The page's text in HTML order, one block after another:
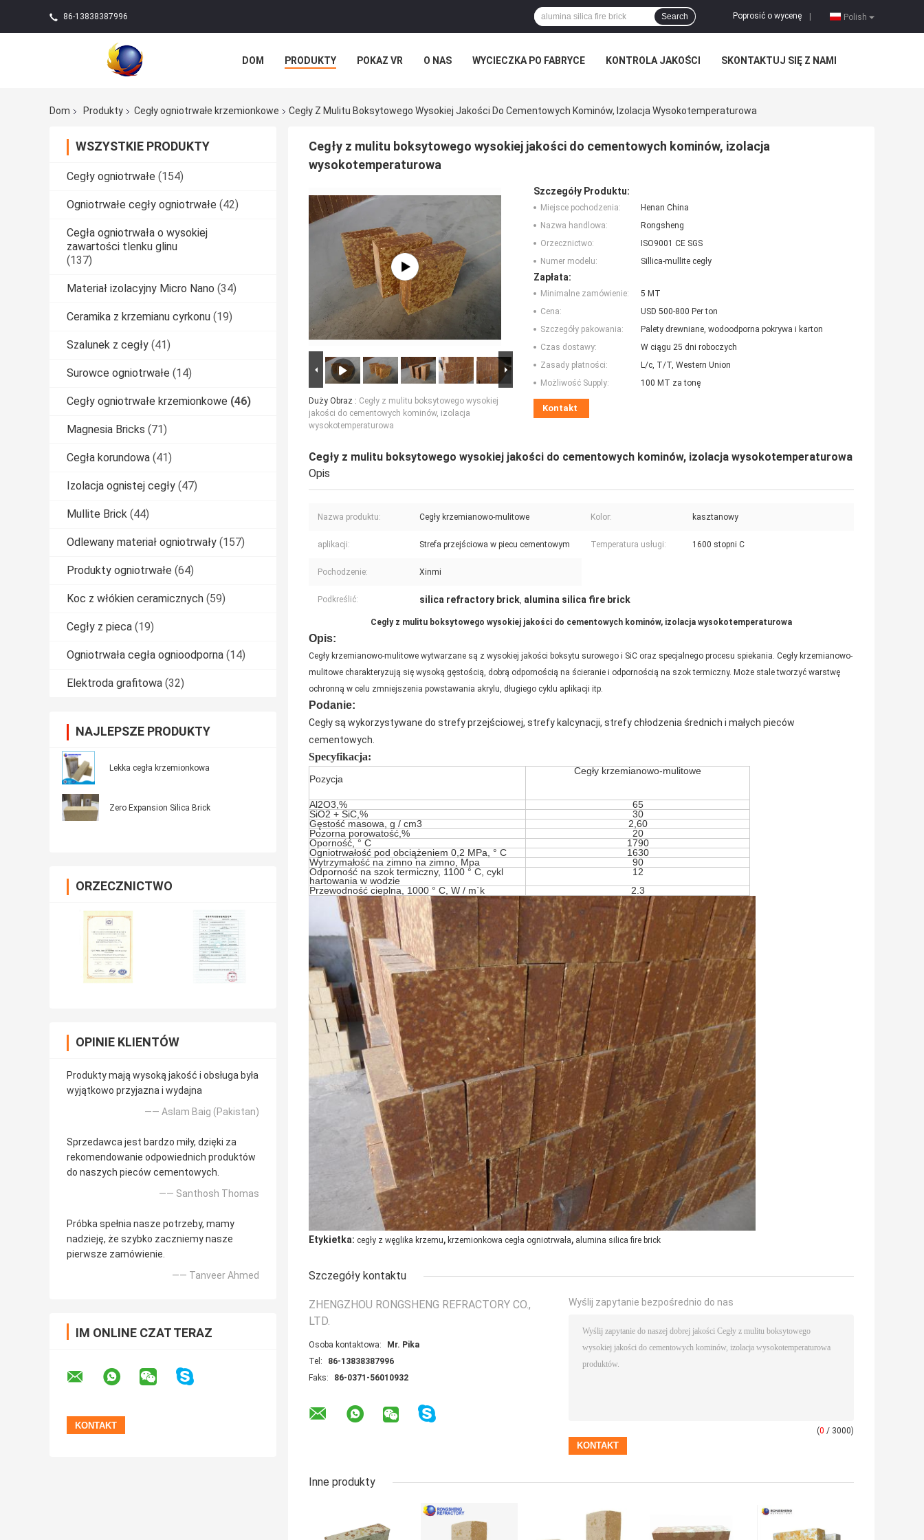
86-13838387996 Polish
Poprosić o wycenę
Search
DOM PRODUKTY POKAZ VR O NAS WYCIECZKA PO FABRYCE KONTROLA JAKOŚCI SKONTAKTUJ SIĘ Z NAMI
Dom Produkty Cegły ogniotrwałe krzemionkowe Cegły Z Mulitu Boksytowego Wysokiej Jakości Do Cementowych Kominów, Izolacja Wysokotemperaturowa
WSZYSTKIE PRODUKTY
Cegły ogniotrwałe (154)
Ogniotrwałe cegły ogniotrwałe (42)
Cegła ogniotrwała o wysokiej
zawartości tlenku glinu
(137)
Materiał izolacyjny Micro Nano (34)
Ceramika z krzemianu cyrkonu (19)
Szalunek z cegły (41)
Surowce ogniotrwałe (14)
Cegły ogniotrwałe krzemionkowe (46)
Magnesia Bricks (71)
Cegła korundowa (41)
Izolacja ognistej cegły (47)
Mullite Brick (44)
Odlewany materiał ogniotrwały (157)
Produkty ogniotrwałe (64)
Koc z włókien ceramicznych (59)
Cegły z pieca (19)
Ogniotrwała cegła ognioodporna (14)
Elektroda grafitowa (32)
NAJLEPSZE PRODUKTY
Lekka cegła krzemionkowa
Zero Expansion Silica Brick
ORZECZNICTWO
OPINIE KLIENTÓW
Produkty mają wysoką jakość i obsługa była
wyjątkowo przyjazna i wydajna
—— Aslam Baig (Pakistan)
Sprzedawca jest bardzo miły, dzięki za
rekomendowanie odpowiednich produktów
do naszych pieców cementowych.
—— Santhosh Thomas
Próbka spełnia nasze potrzeby, mamy
nadzieję, że szybko zaczniemy nasze
pierwsze zamówienie.
—— Tanveer Ahmed
IM ONLINE CZAT TERAZ
Cegły z mulitu boksytowego wysokiej jakości do cementowych kominów, izolacja
wysokotemperaturowa
Duży Obraz : Cegły z mulitu boksytowego wysokiej
jakości do cementowych kominów, izolacja
wysokotemperaturowa
Szczegóły Produktu:
Miejsce pochodzenia:
Henan China
Nazwa handlowa:
Rongsheng
Orzecznictwo:
ISO9001 CE SGS
Numer modelu:
Sillica-mullite cegły
Zapłata:
Minimalne zamówienie:
5 MT
Cena:
USD 500-800 Per ton
Szczegóły pakowania:
Palety drewniane, wodoodporna pokrywa i karton
Czas dostawy:
W ciągu 25 dni roboczych
Zasady płatności:
L/c, T/T, Western Union
Możliwość Supply:
100 MT za tonę
Kontakt
Cegły z mulitu boksytowego wysokiej jakości do cementowych kominów, izolacja wysokotemperaturowa
Opis
Nazwa produktu: Cegły krzemianowo-mulitowe Kolor: kasztanowy
aplikacji: Strefa przejściowa w piecu cementowym Temperatura usługi: 1600 stopni C
Pochodzenie: Xinmi
Podkreślić: silica refractory brick, alumina silica fire brick
Cegły z mulitu boksytowego wysokiej jakości do cementowych kominów, izolacja wysokotemperaturowa
Opis:
Cegły krzemianowo-mulitowe wytwarzane są z wysokiej jakości boksytu surowego i SiC oraz specjalnego procesu spiekania. Cegły krzemianowo-
mulitowe charakteryzują się wysoką gęstością, dobrą odpornością na ścieranie i odpornością na szok termiczny. Może stale tworzyć warstwę
ochronną w celu zmniejszenia powstawania akrylu, długiego cyklu aplikacji itp.
Podanie:
Cegły są wykorzystywane do strefy przejściowej, strefy kalcynacji, strefy chłodzenia średnich i małych pieców
cementowych.
Specyfikacja:
Pozycja
Cegły krzemianowo-mulitowe
Al2O3,%
65
SiO2 + SiC,%
30
Gęstość masowa, g / cm3
2,60
Pozorna porowatość,%
20
Oporność, ° C
1790
Ogniotrwałość pod obciążeniem 0,2 MPa, ° C
1630
Wytrzymałość na zimno na zimno, Mpa
90
Odporność na szok termiczny, 1100 ° C, cykl
hartowania w wodzie
12
Przewodność cieplna, 1000 ° C, W / m`k
2.3
Etykietka: cegły z węglika krzemu, krzemionkowa cegła ogniotrwała, alumina silica fire brick
Szczegóły kontaktu
ZHENGZHOU RONGSHENG REFRACTORY CO.,
LTD.
Osoba kontaktowa:
Mr. Pika
Tel:
86-13838387996
Faks:
86-0371-56010932
Wyślij zapytanie bezpośrednio do nas
(0 / 3000)
Inne produkty